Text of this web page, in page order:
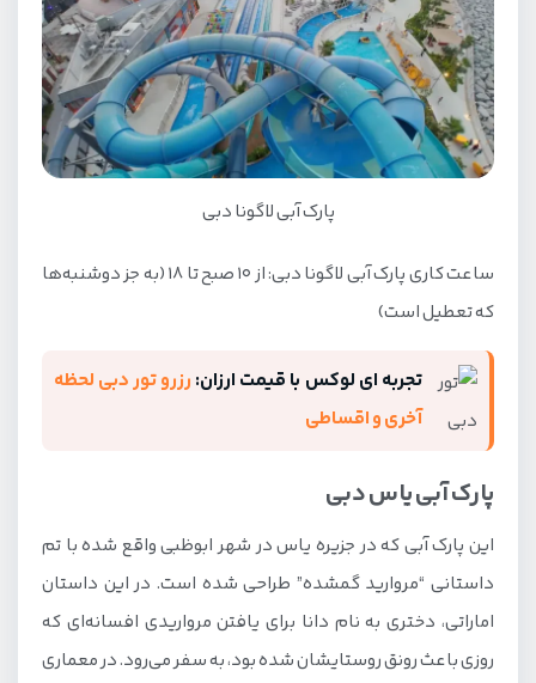
پارک آبی لاگونا دبی
ساعت کاری پارک آبی لاگونا دبی: از ۱۰ صبح تا ۱۸ (به جز دوشنبه‌ها
که تعطیل است)
تجربه ای لوکس با قیمت ارزان: رزرو تور دبی لحظه
آخری و اقساطی
پارک آبی یاس دبی
این پارک آبی که در جزیره یاس در شهر ابوظبی واقع شده با تم
داستانی “مروارید گمشده” طراحی شده است. در این داستان
اماراتی، دختری به نام دانا برای یافتن مرواریدی افسانه‌ای که
روزی باعث رونق روستایشان شده بود، به سفر می‌رود. در معماری